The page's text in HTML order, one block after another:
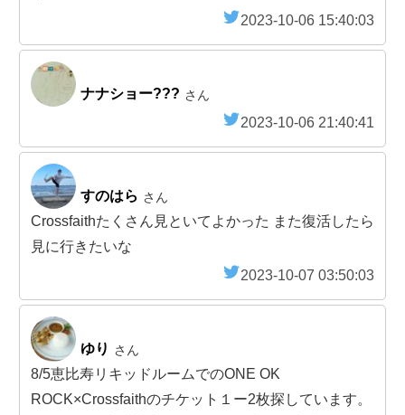
2023-10-06 15:40:03
ナナショー?️?? さん
2023-10-06 21:40:41
すのはら さん
Crossfaithたくさん見といてよかった また復活したら
見に行きたいな
2023-10-07 03:50:03
ゆり さん
8/5恵比寿リキッドルームでのONE OK
ROCK×Crossfaithのチケット１ー2枚探しています。